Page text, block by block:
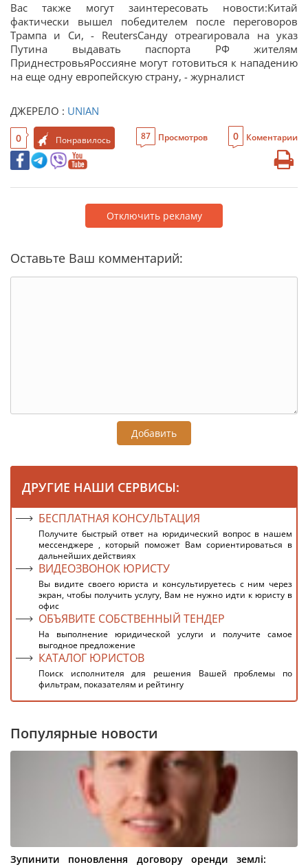
Вас также могут заинтересовать новости:Китай
фактически вышел победителем после переговоров
Трампа и Си, - ReutersСанду отреагировала на указ
Путина выдавать паспорта РФ жителям
ПриднестровьяРоссияне могут готовиться к нападению
на еще одну европейскую страну, - журналист
ДЖЕРЕЛО : UNIAN
0 Понравилось 87 Просмотров 0 Коментарии
Отключить рекламу
Оставьте Ваш комментарий:
Добавить
ДРУГИЕ НАШИ СЕРВИСЫ:
БЕСПЛАТНАЯ КОНСУЛЬТАЦИЯ
Получите быстрый ответ на юридический вопрос в нашем
мессенджере , который поможет Вам сориентироваться в
дальнейших действиях
ВИДЕОЗВОНОК ЮРИСТУ
Вы видите своего юриста и консультируетесь с ним через
экран, чтобы получить услугу, Вам не нужно идти к юристу в
офис
ОБЪЯВИТЕ СОБСТВЕННЫЙ ТЕНДЕР
На выполнение юридической услуги и получите самое
выгодное предложение
КАТАЛОГ ЮРИСТОВ
Поиск исполнителя для решения Вашей проблемы по
фильтрам, показателям и рейтингу
Популярные новости
Зупинити поновлення договору оренди землі: